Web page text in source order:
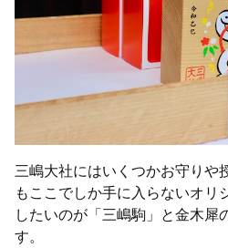
三嶋大社にはいくつかお守りや
もここでしか手に入らないオリ
したいのが「三嶋駒」と金木犀
す。